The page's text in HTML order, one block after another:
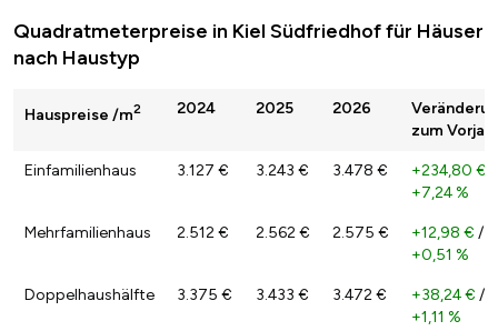
Quadratmeterpreise in Kiel Südfriedhof für Häuser
nach Haustyp
Hauspreise /m2 2024 2025 2026
zum Vorjahr
Einfamilienhaus 3.127 € 3.243 € 3.478 € +234,80 €
+7,24 %
Mehrfamilienhaus 2.512 € 2.562 € 2.575 € +12,98 € /
+0,51 %
Doppelhaushälfte 3.375 € 3.433 € 3.472 € +38,24 € /
+1,11 %